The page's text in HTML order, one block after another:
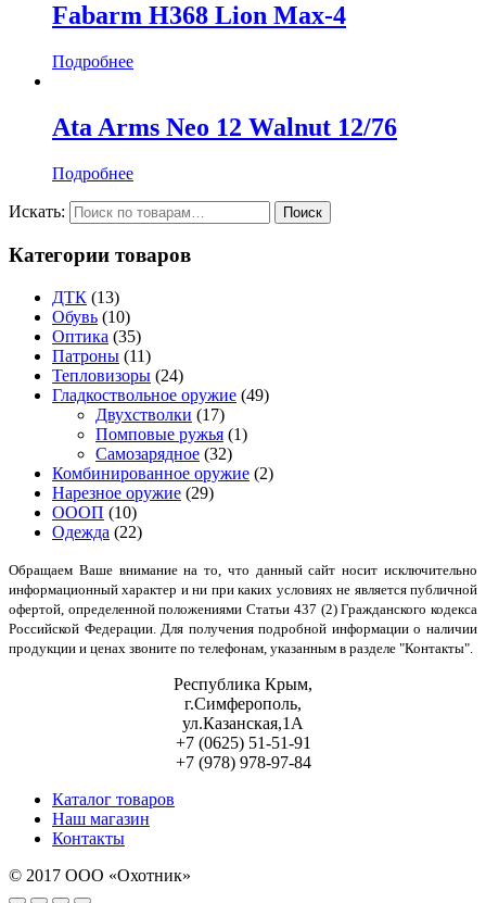
Fabarm H368 Lion Max-4
Подробнее
Ata Arms Neo 12 Walnut 12/76
Подробнее
Искать:
Категории товаров
ДТК (13)
Обувь (10)
Оптика (35)
Патроны (11)
Тепловизоры (24)
Гладкоствольное оружие (49)
Двухстволки (17)
Помповые ружья (1)
Самозарядное (32)
Комбинированное оружие (2)
Нарезное оружие (29)
ОООП (10)
Одежда (22)
Обращаем Ваше внимание на то, что данный сайт носит исключительно
информационный характер и ни при каких условиях не является публичной
офертой, определенной положениями Статьи 437 (2) Гражданского кодекса
Российской Федерации. Для получения подробной информации о наличии
продукции и ценах звоните по телефонам, указанным в разделе "Контакты".
Республика Крым,
г.Симферополь,
ул.Казанская,1А
+7 (0625) 51-51-91
+7 (978) 978-97-84
Каталог товаров
Наш магазин
Контакты
© 2017 ООО «Охотник»